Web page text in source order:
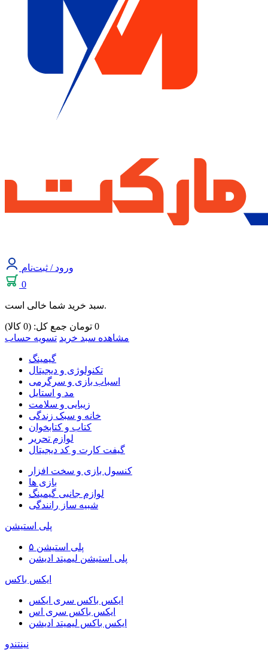
ورود / ثبت‌نام
0
سبد خرید شما خالی است.
جمع کل: (0 کالا) 0 تومان
مشاهده سبد خرید تسویه حساب
گیمینگ
تکنولوژی و دیجیتال
اسباب بازی و سرگرمی
مد و استایل
زیبایی و سلامت
خانه و سبک زندگی
کتاب و کتابخوان
لوازم تحریر
گیفت کارت و کد دیجیتال
کنسول بازی و سخت افزار
بازی ها
لوازم جانبی گیمینگ
شبیه ساز رانندگی
پلی استیشن
پلی استیشن ۵
پلی استیشن لیمیتد ادیشن
ایکس باکس
ایکس باکس سری ایکس
ایکس باکس سری اس
ایکس باکس لیمیتد ادیشن
نینتندو